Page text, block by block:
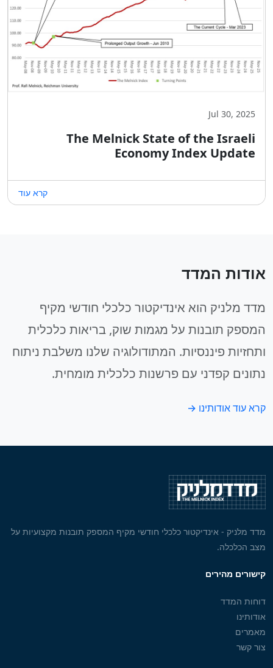
Jul 30, 2025
The Melnick State of the Israeli
Economy Index Update
קרא עוד
אודות המדד
מדד מלניק הוא אינדיקטור כלכלי חודשי מקיף
המספק תובנות על מגמות שוק, בריאות כלכלית
ותחזיות פיננסיות. המתודולוגיה שלנו משלבת ניתוח
נתונים קפדני עם פרשנות כלכלית מומחית.
קרא עוד אודותינו →
מדד מלניק - אינדיקטור כלכלי חודשי מקיף המספק תובנות מקצועיות על
מצב הכלכלה.
קישורים מהירים
דוחות המדד
אודותינו
מאמרים
צור קשר